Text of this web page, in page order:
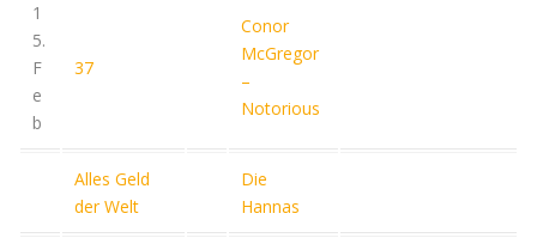
1
5.
F
e
b
37
Conor
McGregor
–
Notorious
Alles Geld
der Welt
Die
Hannas